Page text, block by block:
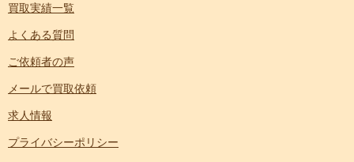
買取実績一覧
よくある質問
ご依頼者の声
メールで買取依頼
求人情報
プライバシーポリシー